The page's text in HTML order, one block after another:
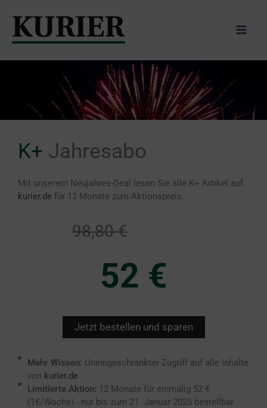
Inhalt
springen
K+ Jahresabo
Mit unserem Neujahres-Deal lesen Sie alle K+ Artikel auf
kurier.de für 12 Monate zum Aktionspreis.
98,80 €
52 €
Jetzt bestellen und sparen
Mehr Wissen: Uneingeschränkter Zugriff auf alle Inhalte
von kurier.de
Limitierte Aktion: 12 Monate für einmalig 52 €
(1€/Woche) - nur bis zum 21. Januar 2025 bestellbar